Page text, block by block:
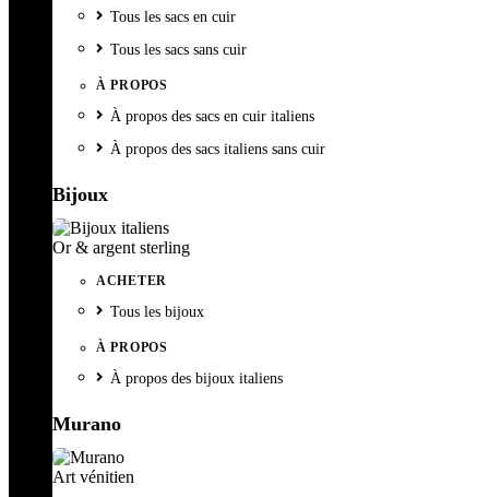
Tous les sacs en cuir
Tous les sacs sans cuir
À PROPOS
À propos des sacs en cuir italiens
À propos des sacs italiens sans cuir
Bijoux
Or & argent sterling
ACHETER
Tous les bijoux
À PROPOS
À propos des bijoux italiens
Murano
Art vénitien